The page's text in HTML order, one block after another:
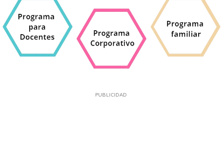
PUBLICIDAD